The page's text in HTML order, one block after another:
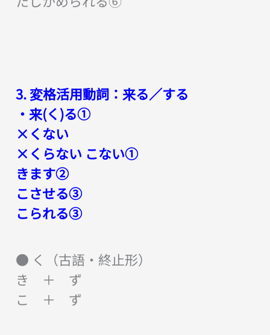
3. 変格活用動詞：来る／する
・来(く)る①
×くない
×くらない こない①
きます②
こさせる③
こられる③
● く（古語・終止形）
き ＋ ず
こ ＋ ず